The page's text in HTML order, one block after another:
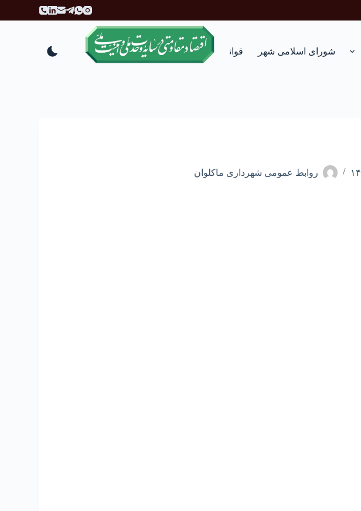
ر
شورای اسلامی شهر قوانین انتقادات و پیشنهادات
روابط عمومی شهرداری ماکلوان